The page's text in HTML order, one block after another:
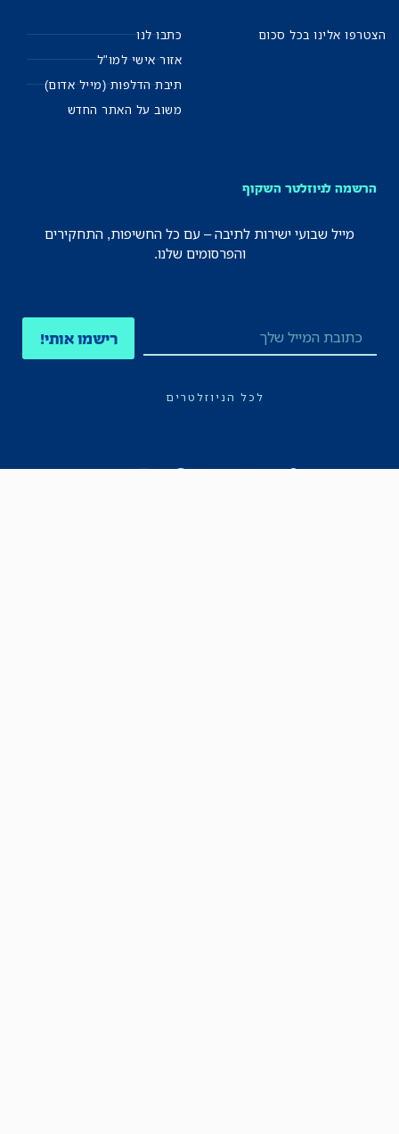
הצטרפו אלינו בכל סכום
כתבו לנו
אזור אישי למו"ל
תיבת הדלפות (מייל אדום)
משוב על האתר החדש
הרשמה לניוזלטר השקוף
מייל שבועי ישירות לתיבה – עם כל החשיפות, התחקירים
והפרסומים שלנו.
רישמו אותי!
לכל הניוזלטרים